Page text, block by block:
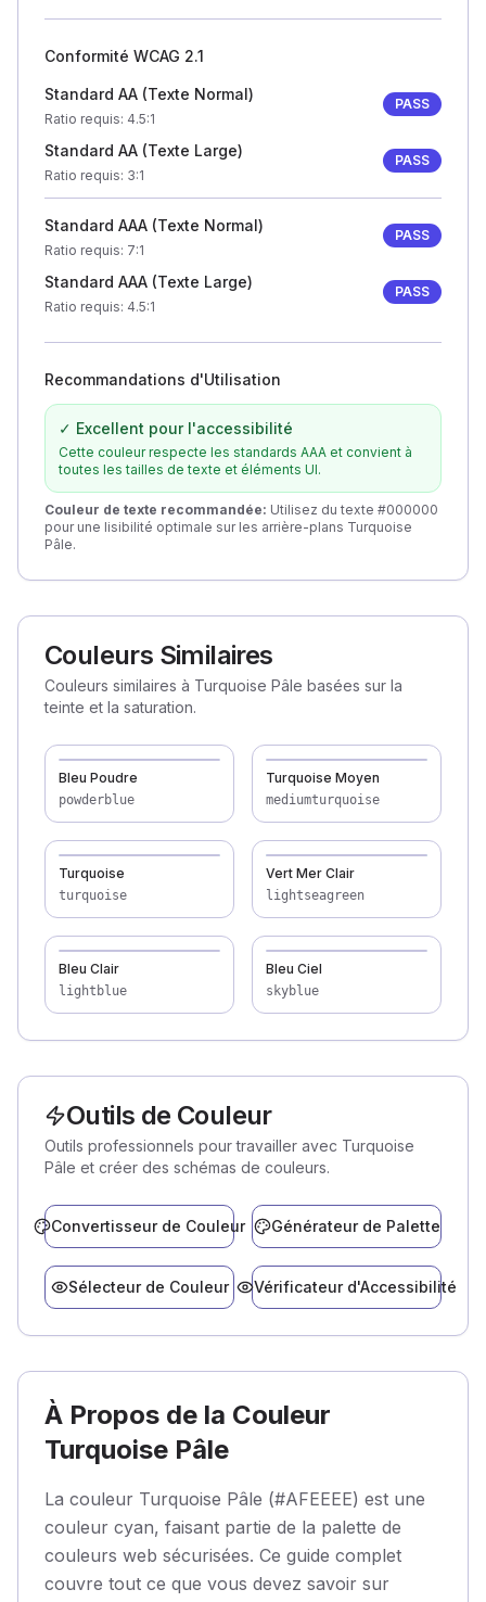
Conformité WCAG 2.1
Standard AA (Texte Normal)
Ratio requis: 4.5:1
PASS
Standard AA (Texte Large)
Ratio requis: 3:1
PASS
Standard AAA (Texte Normal)
Ratio requis: 7:1
PASS
Standard AAA (Texte Large)
Ratio requis: 4.5:1
PASS
Recommandations d'Utilisation
✓ Excellent pour l'accessibilité
Cette couleur respecte les standards AAA et convient à
toutes les tailles de texte et éléments UI.
Couleur de texte recommandée: Utilisez du texte #000000
pour une lisibilité optimale sur les arrière-plans Turquoise
Pâle.
Couleurs Similaires
Couleurs similaires à Turquoise Pâle basées sur la
teinte et la saturation.
Bleu Poudre
powderblue
Turquoise Moyen
mediumturquoise
Turquoise
turquoise
Vert Mer Clair
lightseagreen
Bleu Clair
lightblue
Bleu Ciel
skyblue
Outils de Couleur
Outils professionnels pour travailler avec Turquoise
Pâle et créer des schémas de couleurs.
Convertisseur de Couleur Générateur de Palette
Sélecteur de Couleur Vérificateur d'Accessibilité
À Propos de la Couleur
Turquoise Pâle
La couleur Turquoise Pâle (#AFEEEE) est une
couleur cyan, faisant partie de la palette de
couleurs web sécurisées. Ce guide complet
couvre tout ce que vous devez savoir sur